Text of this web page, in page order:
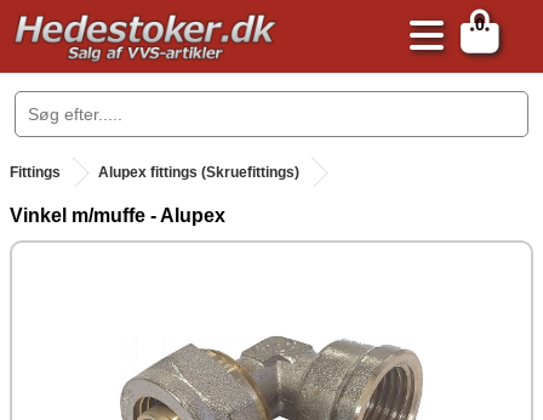
0
.
Fittings Alupex fittings (Skruefittings)
Vinkel m/muffe - Alupex